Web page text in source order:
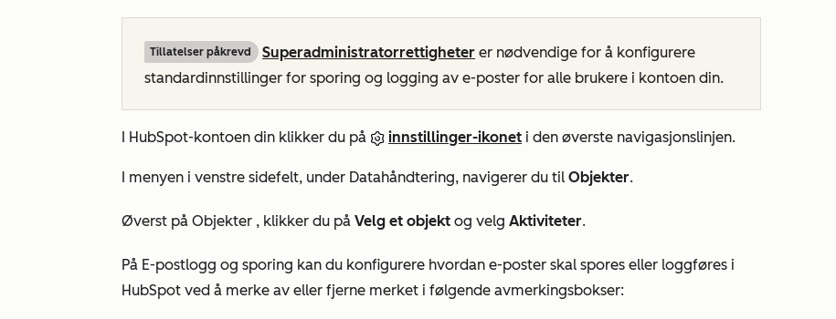
Tillatelser påkrevd Superadministratorrettigheter er nødvendige for å konfigurere
standardinnstillinger for sporing og logging av e-poster for alle brukere i kontoen din.
I HubSpot-kontoen din klikker du på innstillinger-ikonet i den øverste navigasjonslinjen.
I menyen i venstre sidefelt, under Datahåndtering, navigerer du til Objekter.
Øverst på Objekter , klikker du på Velg et objekt og velg Aktiviteter.
På E-postlogg og sporing kan du konfigurere hvordan e-poster skal spores eller loggføres i
HubSpot ved å merke av eller fjerne merket i følgende avmerkingsbokser: